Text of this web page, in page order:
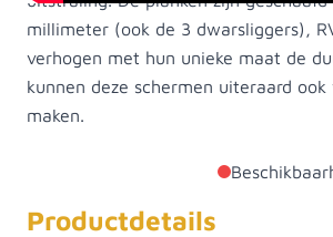
millimeter (ook de 3 dwarsliggers),
verhogen met hun unieke maat de
kunnen deze schermen uiteraard
maken.
Productdetails